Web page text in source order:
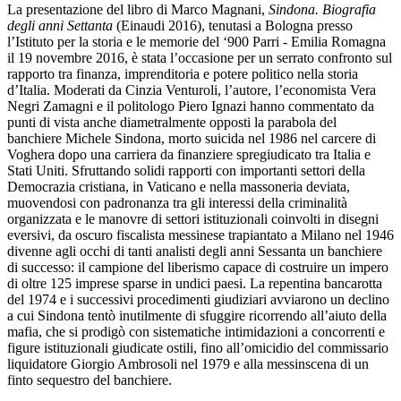
La presentazione del libro di Marco Magnani, Sindona. Biografia
degli anni Settanta (Einaudi 2016), tenutasi a Bologna presso
l’Istituto per la storia e le memorie del ‘900 Parri - Emilia Romagna
il 19 novembre 2016, è stata l’occasione per un serrato confronto sul
rapporto tra finanza, imprenditoria e potere politico nella storia
d’Italia. Moderati da Cinzia Venturoli, l’autore, l’economista Vera
Negri Zamagni e il politologo Piero Ignazi hanno commentato da
punti di vista anche diametralmente opposti la parabola del
banchiere Michele Sindona, morto suicida nel 1986 nel carcere di
Voghera dopo una carriera da finanziere spregiudicato tra Italia e
Stati Uniti. Sfruttando solidi rapporti con importanti settori della
Democrazia cristiana, in Vaticano e nella massoneria deviata,
muovendosi con padronanza tra gli interessi della criminalità
organizzata e le manovre di settori istituzionali coinvolti in disegni
eversivi, da oscuro fiscalista messinese trapiantato a Milano nel 1946
divenne agli occhi di tanti analisti degli anni Sessanta un banchiere
di successo: il campione del liberismo capace di costruire un impero
di oltre 125 imprese sparse in undici paesi. La repentina bancarotta
del 1974 e i successivi procedimenti giudiziari avviarono un declino
a cui Sindona tentò inutilmente di sfuggire ricorrendo all’aiuto della
mafia, che si prodigò con sistematiche intimidazioni a concorrenti e
figure istituzionali giudicate ostili, fino all’omicidio del commissario
liquidatore Giorgio Ambrosoli nel 1979 e alla messinscena di un
finto sequestro del banchiere.